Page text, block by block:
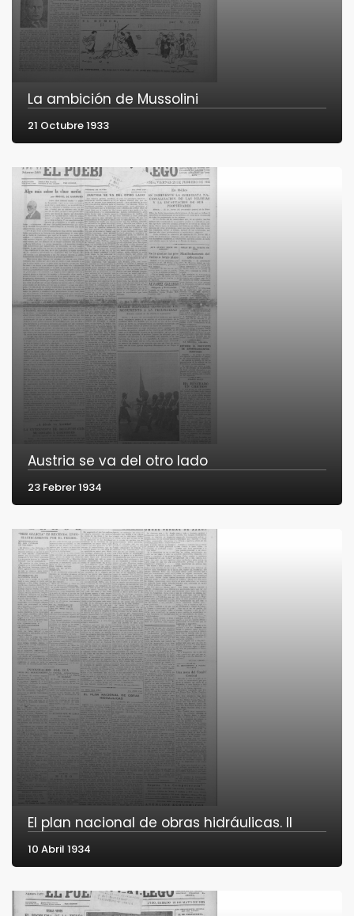
La ambición de Mussolini
21 Octubre 1933
Austria se va del otro lado
23 Febrer 1934
El plan nacional de obras hidráulicas. II
10 Abril 1934